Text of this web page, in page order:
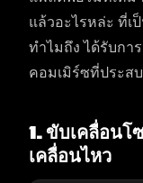
แล้วอะไรหล่ะ ที่เ
ทำไมถึง ได้รับกา
คอมเมิร์ซที่ประส
1. ขับเคลื่อนโ
เคลื่อนไหว